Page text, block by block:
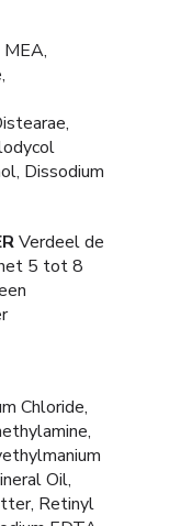
Dissodium
Verdeel de
5 tot 8
Chloride,
Oil,
Retinyl